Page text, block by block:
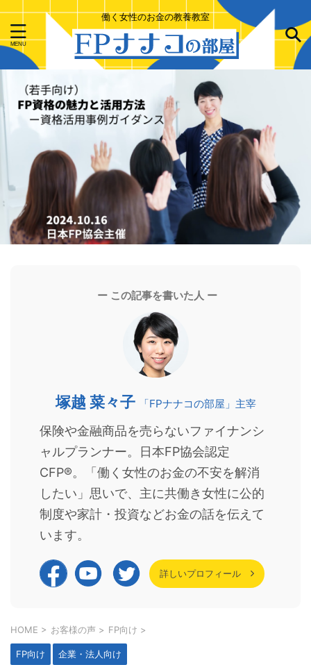
働く女性のお金の教養教室
ー この記事を書いた人 ー
塚越 菜々子 「FPナナコの部屋」主宰
保険や金融商品を売らないファイナンシ
ャルプランナー。日本FP協会認定
CFP®。「働く女性のお金の不安を解消
したい」思いで、主に共働き女性に公的
制度や家計・投資などお金の話を伝えて
います。
詳しいプロフィール
HOME > お客様の声 > FP向け >
FP向け 企業・法人向け